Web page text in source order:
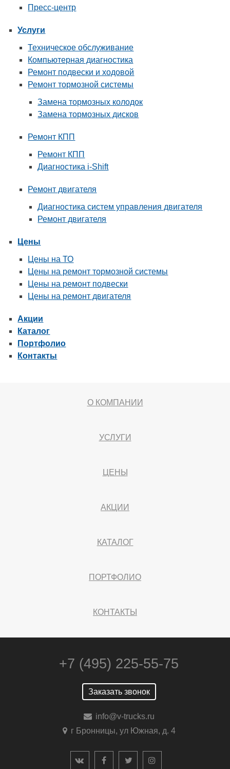
Пресс-центр
Услуги
Техническое обслуживание
Компьютерная диагностика
Ремонт подвески и ходовой
Ремонт тормозной системы
Замена тормозных колодок
Замена тормозных дисков
Ремонт КПП
Ремонт КПП
Диагностика i-Shift
Ремонт двигателя
Диагностика систем управления двигателя
Ремонт двигателя
Цены
Цены на ТО
Цены на ремонт тормозной системы
Цены на ремонт подвески
Цены на ремонт двигателя
Акции
Каталог
Портфолио
Контакты
О КОМПАНИИ
УСЛУГИ
ЦЕНЫ
АКЦИИ
КАТАЛОГ
ПОРТФОЛИО
КОНТАКТЫ
+7 (495) 225-55-75
Заказать звонок
info@v-trucks.ru
г Бронницы, ул Южная, д. 4